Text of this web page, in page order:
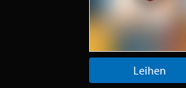
Leihen